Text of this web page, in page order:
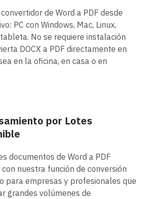
de Word a PDF desde
PC con Windows, Mac, Linux,
No se requiere instalación
DOCX a PDF directamente en
en la oficina, en casa o en
por Lotes
documentos de Word a PDF
nuestra función de conversión
para empresas y profesionales que
grandes volúmenes de